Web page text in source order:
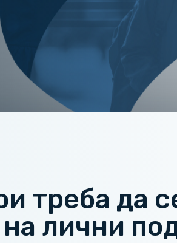
треба да
на лични